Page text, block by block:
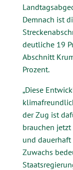
Demnach ist
deutliche 19
Abschnitt
Prozent.
„Diese
der Zug ist
brauchen
und dauerhaft
Zuwachs